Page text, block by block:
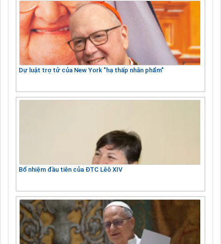
Dự luật trợ tử của New York "hạ thấp nhân phẩm"
Bổ nhiệm đầu tiên của ĐTC Lêô XIV